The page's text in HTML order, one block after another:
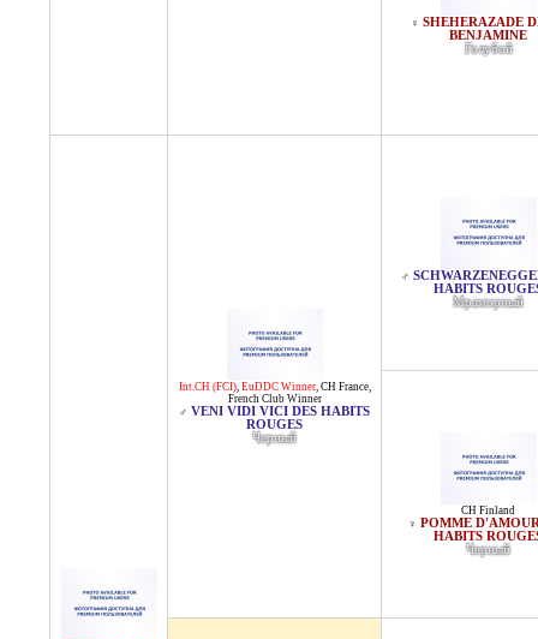
♀ SHEHERAZADE
BENJAMINE
Голубой
Int.CH (FCI), EuDDC Winner, CH France,
French Club Winner
♂ VENI VIDI VICI DES HABITS
ROUGES
Черный
♂
HABITS
Мраморный
CH Finland
♀ POMME
HABITS
Черный